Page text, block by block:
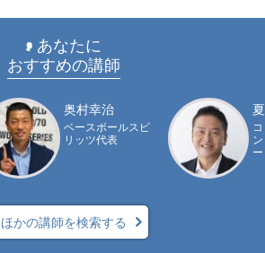
あなたに
おすすめの講師
奥村幸治
ベースボールスピ
リッツ代表
ー
ほかの講師を検索する